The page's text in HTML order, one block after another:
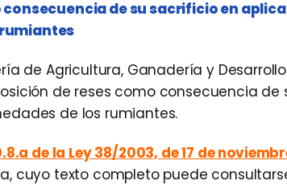
de su sacrificio en
de Agricultura, Ganadería y
de reses como consecuencia de
de los rumiantes.
de la Ley 38/2003, de 17 de
cuyo texto completo puede